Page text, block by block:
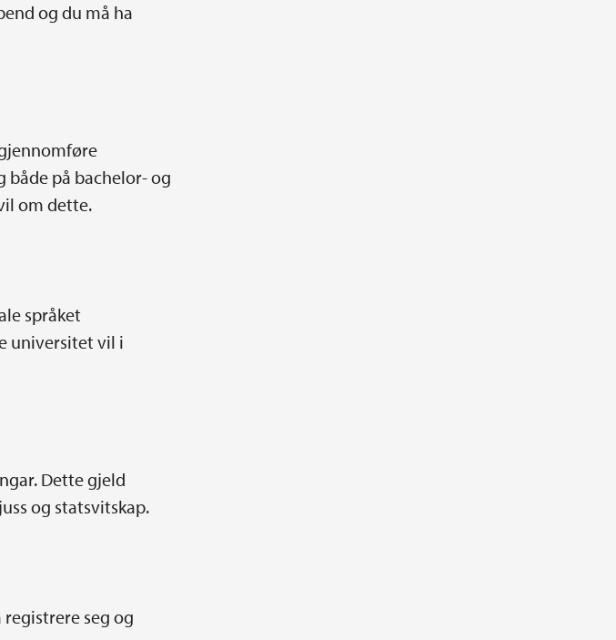
og du må ha
på bachelor- og
om dette.
språket
universitet vil i
Dette gjeld
og statsvitskap.
seg og